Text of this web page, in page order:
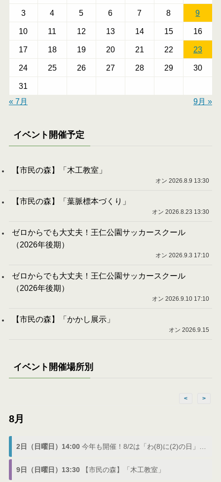
3 4 5 6 7 8 9
10 11 12 13 14 15 16
17 18 19 20 21 22 23
24 25 26 27 28 29 30
31
« 7月
9月 »
イベント開催予定
【市民の森】「木工教室」
オン 2026.8.9 13:30
【市民の森】「葉脈標本づくり」
オン 2026.8.23 13:30
ゼロからでも大丈夫！王仁公園サッカースクール
（2026年後期）
オン 2026.9.3 17:10
ゼロからでも大丈夫！王仁公園サッカースクール
（2026年後期）
オン 2026.9.10 17:10
【市民の森】「かかし展示」
オン 2026.9.15
イベント開催場所別
< >
8月
2日（日曜日）14:00 今年も開催！8/2は「わ(8)に(2)の日」でわにフェス
9日（日曜日）13:30 【市民の森】「木工教室」